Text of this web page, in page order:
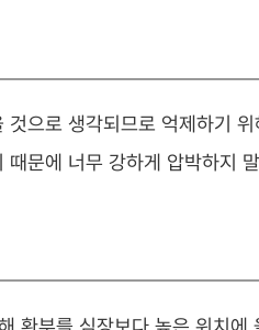
으로 생각되므로 억제하기
문에 너무 강하게 압박하지